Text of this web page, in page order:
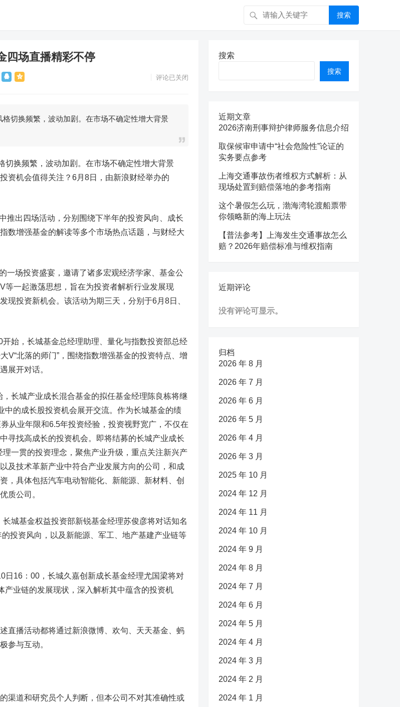
搜索
四场直播精彩不停
评论已关闭
切换频繁，波动加剧。在市场不确定性增大背景
换频繁，波动加剧。在市场不确定性增大背景
资机会值得关注？6月8日，由新浪财经举办的
出四场活动，分别围绕下半年的投资风向、成长
数增强基金的解读等多个市场热点话题，与财经大
场投资盛宴，邀请了诸多宏观经济学家、基金公
等一起激荡思想，旨在为投资者解析行业发展现
现投资新机会。该活动为期三天，分别于6月8日、
，长城基金总经理助理、量化与指数投资部总经
V“北落的师门”，围绕指数增强基金的投资特点、增
展开对话。
城产业成长混合基金的拟任基金经理陈良栋将继
中的成长股投资机会展开交流。作为长城基金的绩
从业年限和6.5年投资经验，投资视野宽广，不仅在
寻找高成长的投资机会。即将结募的长城产业成长
一贯的投资理念，聚焦产业升级，重点关注新兴产
及技术革新产业中符合产业发展方向的公司，和成
，具体包括汽车电动智能化、新能源、新材料、创
质公司。
基金权益投资部新锐基金经理苏俊彦将对话知名
投资风向，以及新能源、军工、地产基建产业链等
16：00，长城久嘉创新成长基金经理尤国梁将对
产业链的发展现状，深入解析其中蕴含的投资机
播活动都将通过新浪微博、欢句、天天基金、蚂
参与互动。
渠道和研究员个人判断，但本公司不对其准确性或
搜索
搜索
近期文章
2026济南刑事辩护律师服务信息介绍
取保候审申请中“社会危险性”论证的
实务要点参考
上海交通事故伤者维权方式解析：从
现场处置到赔偿落地的参考指南
这个暑假怎么玩，渤海湾轮渡船票带
你领略新的海上玩法
【普法参考】上海发生交通事故怎么
赔？2026年赔偿标准与维权指南
近期评论
没有评论可显示。
归档
2026 年 8 月
2026 年 7 月
2026 年 6 月
2026 年 5 月
2026 年 4 月
2026 年 3 月
2025 年 10 月
2024 年 12 月
2024 年 11 月
2024 年 10 月
2024 年 9 月
2024 年 8 月
2024 年 7 月
2024 年 6 月
2024 年 5 月
2024 年 4 月
2024 年 3 月
2024 年 2 月
2024 年 1 月